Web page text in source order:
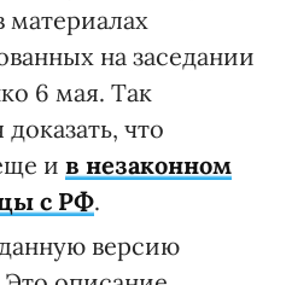
материалах
на заседании
6 мая. Так
что
и в незаконном
с РФ.
версию